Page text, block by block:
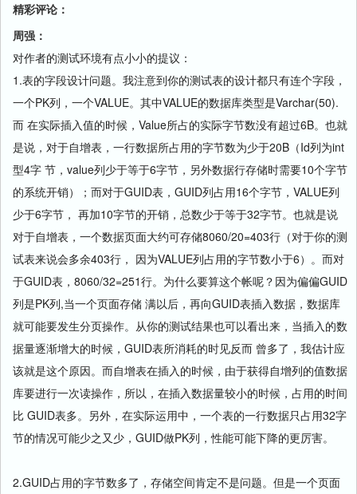
精彩评论：
周强：
对作者的测试环境有点小小的提议：
1.表的字段设计问题。我注意到你的测试表的设计都只有连个字段，
一个PK列，一个VALUE。其中VALUE的数据库类型是Varchar(50).
而 在实际插入值的时候，Value所占的实际字节数没有超过6B。也就
是说，对于自增表，一行数据所占用的字节数为少于20B（Id列为int
型4字 节，value列少于等于6字节，另外数据行存储时需要10个字节
的系统开销）；而对于GUID表，GUID列占用16个字节，VALUE列
少于6字节， 再加10字节的开销，总数少于等于32字节。也就是说
对于自增表，一个数据页面大约可存储8060/20=403行（对于你的测
试表来说会多余403行， 因为VALUE列占用的字节数小于6）。而对
于GUID表，8060/32=251行。为什么要算这个帐呢？因为偏偏GUID
列是PK列,当一个页面存储 满以后，再向GUID表插入数据，数据库
就可能要发生分页操作。从你的测试结果也可以看出来，当插入的数
据量逐渐增大的时候，GUID表所消耗的时见反而 曾多了，我估计应
该就是这个原因。而自增表在插入的时候，由于获得自增列的值数据
库要进行一次读操作，所以，在插入数据量较小的时候，占用的时间
比 GUID表多。另外，在实际运用中，一个表的一行数据只占用32字
节的情况可能少之又少，GUID做PK列，性能可能下降的更厉害。
2.GUID占用的字节数多了，存储空间肯定不是问题。但是一个页面